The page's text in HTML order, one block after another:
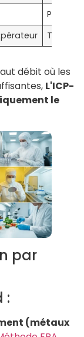
Plus
débit où les
L'ICP-
le
par
:
(métaux